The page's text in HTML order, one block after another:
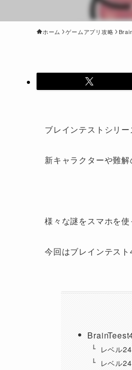
ホーム ゲームアプリ攻略
ブレインテストシリー
新キャラクターや難
様々な謎をスマホを使
今回はブレインテスト
レベル
レベル